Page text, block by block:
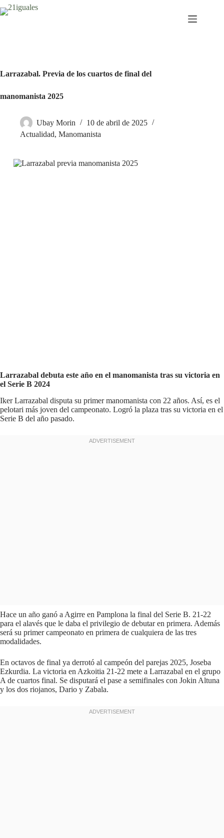
Saltar
al
Larrazabal. Previa de los cuartos de final del
manomanista 2025
Ubay Morin
10 de abril de 2025
Actualidad, Manomanista
Larrazabal debuta este año en el manomanista tras su victoria en
el Serie B 2024
Iker Larrazabal disputa su primer manomanista con 22 años. Así, es el
pelotari más joven del campeonato. Logró la plaza tras su victoria en el
Serie B del año pasado.
Hace un año ganó a Agirre en Pamplona la final del Serie B. 21-22
para el alavés que le daba el privilegio de debutar en primera. Además
será su primer campeonato en primera de cualquiera de las tres
modalidades.
En octavos de final ya derrotó al campeón del parejas 2025, Joseba
Ezkurdia. La victoria en Azkoitia 21-22 mete a Larrazabal en el grupo
A de cuartos final. Se disputará el pase a semifinales con Jokin Altuna
y los dos riojanos, Dario y Zabala.